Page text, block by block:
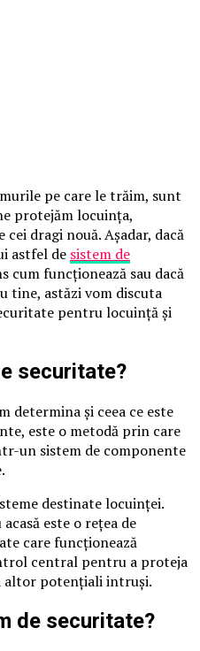
pe care le trăim, sunt
protejăm locuința,
dragi nouă. Așadar, dacă
astfel de sistem de
cum funcționează sau dacă
tine, astăzi vom discuta
pentru locuință și
securitate?
determina și ceea ce este
este o metodă prin care
un sistem de componente
destinate locuinței.
este o rețea de
care funcționează
central pentru a proteja
altor potențiali intruși.
de securitate?